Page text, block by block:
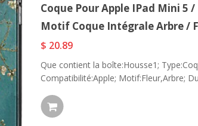
Coque Pour Apple IPad Mini 5
Motif Coque Intégrale Arbre /
$ 20.89
Que contient la boîte:Housse1;
Compatibilité:Apple; Motif:Fleur,Arbre;